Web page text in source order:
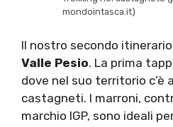
mondointasca.it)
Il nostro secondo
Valle Pesio. La prima
dove nel suo territorio c’è
castagneti. I marroni,
marchio IGP, sono ideali